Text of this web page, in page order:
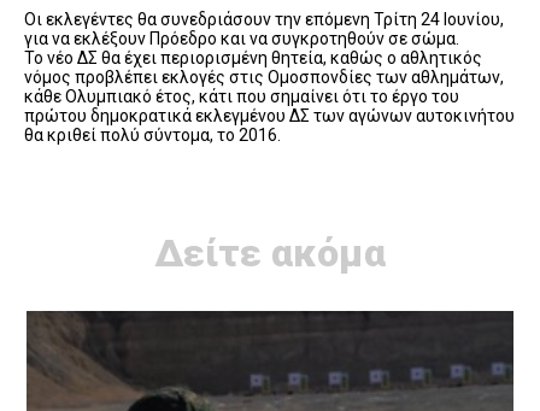
Οι εκλεγέντες θα συνεδριάσουν την επόμενη Τρίτη 24 Ιουνίου,
για να εκλέξουν Πρόεδρο και να συγκροτηθούν σε σώμα.
Το νέο ΔΣ θα έχει περιορισμένη θητεία, καθώς ο αθλητικός
νόμος προβλέπει εκλογές στις Ομοσπονδίες των αθλημάτων,
κάθε Ολυμπιακό έτος, κάτι που σημαίνει ότι το έργο του
πρώτου δημοκρατικά εκλεγμένου ΔΣ των αγώνων αυτοκινήτου
θα κριθεί πολύ σύντομα, το 2016.
Δείτε ακόμα